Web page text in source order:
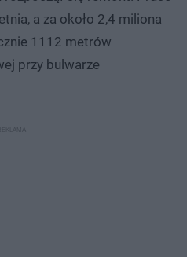
a za około 2,4 miliona
1112 metrów
przy bulwarze